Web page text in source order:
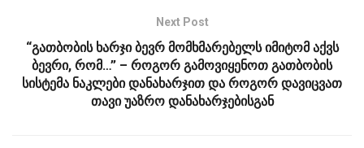
Next Post
“გათბობის ხარჯი ბევრ მომხმარებელს იმიტომ აქვს
ბევრი, რომ…” – როგორ გამოვიყენოთ გათბობის
სისტემა ნაკლები დანახარჯით და როგორ დავიცვათ
თავი უაზრო დანახარჯებისგან